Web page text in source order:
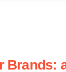
Brands: